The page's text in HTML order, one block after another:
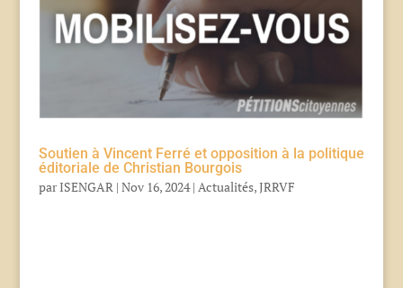
Soutien à Vincent Ferré et opposition à la politique
éditoriale de Christian Bourgois
parISENGAR | Nov 16, 2024| Actualités,JRRVF